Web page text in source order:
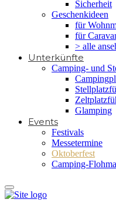
Sicherheit
Geschenkideen
für
für
> alle
Unterkünfte
Camping- und
Glamping
Events
Festivals
Messetermine
Oktoberfest
Camping-